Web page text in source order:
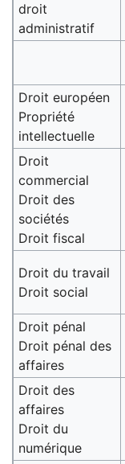
droit
administratif
Droit européen
Propriété
intellectuelle
Droit
commercial
Droit des
sociétés
Droit fiscal
Droit du travail
Droit social
Droit pénal
Droit pénal des
affaires
Droit des
affaires
Droit du
numérique